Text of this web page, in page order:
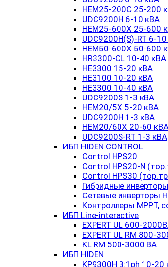
HEM25-200C 25-200
UDC9200H 6-10 кВА
HEM25-600X 25-600
UDC9200H(S)-RT 6-
HEM50-600X 50-600
HR3300-CL 10-40 кВА
HE3300 15-20 кВА
HE3100 10-20 кВА
HE3300 10-40 кВА
UDC9200S 1-3 кВА
HEM20/5X 5-20 кВА
UDC9200H 1-3 кВА
HEM20/60X 20-60 кВА
UDC9200S-RT 1-3 кВА
ИБП HIDEN CONTROL
Control HPS20
Control HPS20-N
Control HPS30
Гибридные
Сетевые инверторы
Контроллеры MPPT,
ИБП Line-interactive
EXPERT UL 600-
EXPERT UL RM 800-
KL RM 500-3000 ВА
ИБП HIDEN
KP9300H 3:1ph 10-20